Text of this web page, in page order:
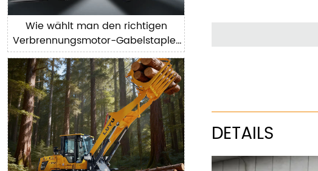
Wie wählt man den richtigen
Verbrennungsmotor-Gabelstapler
für Lagerhausbetriebe im Jahr 2025
aus?
DETAILS